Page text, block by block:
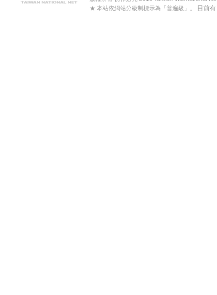
★ 本站依網站分級制標示為「普遍級」。
目前